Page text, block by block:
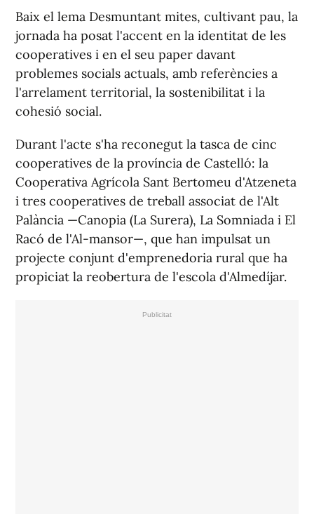
Baix el lema Desmuntant mites, cultivant pau, la
jornada ha posat l'accent en la identitat de les
cooperatives i en el seu paper davant
problemes socials actuals, amb referències a
l'arrelament territorial, la sostenibilitat i la
cohesió social.
Durant l'acte s'ha reconegut la tasca de cinc
cooperatives de la província de Castelló: la
Cooperativa Agrícola Sant Bertomeu d'Atzeneta
i tres cooperatives de treball associat de l'Alt
Palància —Canopia (La Surera), La Somniada i El
Racó de l'Al-mansor—, que han impulsat un
projecte conjunt d'emprenedoria rural que ha
propiciat la reobertura de l'escola d'Almedíjar.